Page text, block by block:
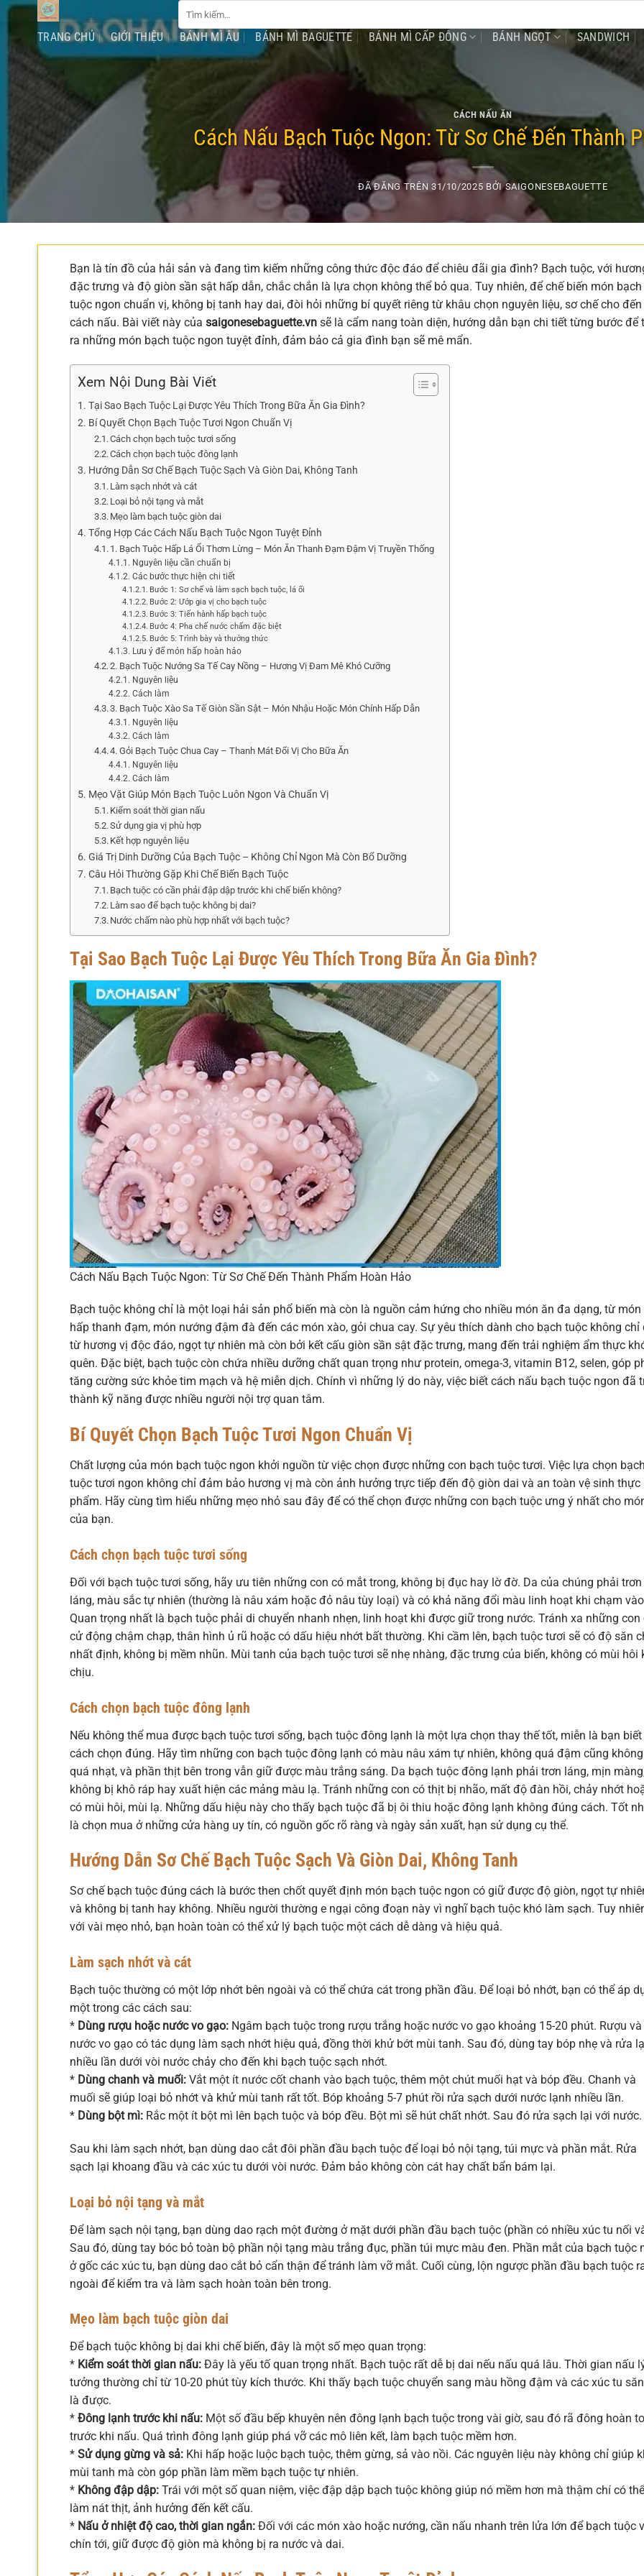
Chuyển
dung
kiếm:
TRANG CHỦ GIỚI THIỆU BÁNH MÌ ÂU BÁNH MÌ BAGUETTE BÁNH MÌ CẤP ĐÔNG BÁNH NGỌT SANDWICH
CÁCH NẤU ĂN
Cách Nấu Bạch Tuộc Ngon: Từ Sơ Chế Đến Thành
ĐÃ ĐĂNG TRÊN 31/10/2025 BỞISAIGONESEBAGUETTE
Bạn là tín đồ của hải sản và đang tìm kiếm những công thức độc đáo để chiêu đãi gia đình? Bạch tuộc, với
đặc trưng và độ giòn sần sật hấp dẫn, chắc chắn là lựa chọn không thể bỏ qua. Tuy nhiên, để chế biến món bạch
tuộc ngon chuẩn vị, không bị tanh hay dai, đòi hỏi những bí quyết riêng từ khâu chọn nguyên liệu, sơ chế cho đến
cách nấu. Bài viết này của saigonesebaguette.vn sẽ là cẩm nang toàn diện, hướng dẫn bạn chi tiết từng bước để
ra những món bạch tuộc ngon tuyệt đỉnh, đảm bảo cả gia đình bạn sẽ mê mẩn.
Xem Nội Dung Bài Viết
Tại Sao Bạch Tuộc Lại Được Yêu Thích Trong Bữa Ăn Gia Đình?
Bí Quyết Chọn Bạch Tuộc Tươi Ngon Chuẩn Vị
Cách chọn bạch tuộc tươi sống
Cách chọn bạch tuộc đông lạnh
Hướng Dẫn Sơ Chế Bạch Tuộc Sạch Và Giòn Dai, Không Tanh
Làm sạch nhớt và cát
Loại bỏ nội tạng và mắt
Mẹo làm bạch tuộc giòn dai
Tổng Hợp Các Cách Nấu Bạch Tuộc Ngon Tuyệt Đỉnh
1. Bạch Tuộc Hấp Lá Ổi Thơm Lừng – Món Ăn Thanh Đạm Đậm Vị Truyền Thống
Nguyên liệu cần chuẩn bị
Các bước thực hiện chi tiết
Bước 1: Sơ chế và làm sạch bạch tuộc, lá ổi
Bước 2: Ướp gia vị cho bạch tuộc
Bước 3: Tiến hành hấp bạch tuộc
Bước 4: Pha chế nước chấm đặc biệt
Bước 5: Trình bày và thưởng thức
Lưu ý để món hấp hoàn hảo
2. Bạch Tuộc Nướng Sa Tế Cay Nồng – Hương Vị Đam Mê Khó Cưỡng
Nguyên liệu
Cách làm
3. Bạch Tuộc Xào Sa Tế Giòn Sần Sật – Món Nhậu Hoặc Món Chính Hấp Dẫn
Nguyên liệu
Cách làm
4. Gỏi Bạch Tuộc Chua Cay – Thanh Mát Đổi Vị Cho Bữa Ăn
Nguyên liệu
Cách làm
Mẹo Vặt Giúp Món Bạch Tuộc Luôn Ngon Và Chuẩn Vị
Kiểm soát thời gian nấu
Sử dụng gia vị phù hợp
Kết hợp nguyên liệu
Giá Trị Dinh Dưỡng Của Bạch Tuộc – Không Chỉ Ngon Mà Còn Bổ Dưỡng
Câu Hỏi Thường Gặp Khi Chế Biến Bạch Tuộc
Bạch tuộc có cần phải đập dập trước khi chế biến không?
Làm sao để bạch tuộc không bị dai?
Nước chấm nào phù hợp nhất với bạch tuộc?
Tại Sao Bạch Tuộc Lại Được Yêu Thích Trong Bữa Ăn Gia Đình?
Cách Nấu Bạch Tuộc Ngon: Từ Sơ Chế Đến Thành Phẩm Hoàn Hảo
Bạch tuộc không chỉ là một loại hải sản phổ biến mà còn là nguồn cảm hứng cho nhiều món ăn đa dạng, từ món
hấp thanh đạm, món nướng đậm đà đến các món xào, gỏi chua cay. Sự yêu thích dành cho bạch tuộc không chỉ
từ hương vị độc đáo, ngọt tự nhiên mà còn bởi kết cấu giòn sần sật đặc trưng, mang đến trải nghiệm ẩm thực
quên. Đặc biệt, bạch tuộc còn chứa nhiều dưỡng chất quan trọng như protein, omega-3, vitamin B12, selen, góp
tăng cường sức khỏe tim mạch và hệ miễn dịch. Chính vì những lý do này, việc biết cách nấu bạch tuộc ngon đã
thành kỹ năng được nhiều người nội trợ quan tâm.
Bí Quyết Chọn Bạch Tuộc Tươi Ngon Chuẩn Vị
Chất lượng của món bạch tuộc ngon khởi nguồn từ việc chọn được những con bạch tuộc tươi. Việc lựa chọn bạch
tuộc tươi ngon không chỉ đảm bảo hương vị mà còn ảnh hưởng trực tiếp đến độ giòn dai và an toàn vệ sinh thực
phẩm. Hãy cùng tìm hiểu những mẹo nhỏ sau đây để có thể chọn được những con bạch tuộc ưng ý nhất cho
của bạn.
Cách chọn bạch tuộc tươi sống
Đối với bạch tuộc tươi sống, hãy ưu tiên những con có mắt trong, không bị đục hay lờ đờ. Da của chúng phải trơn
láng, màu sắc tự nhiên (thường là nâu xám hoặc đỏ nâu tùy loại) và có khả năng đổi màu linh hoạt khi chạm
Quan trọng nhất là bạch tuộc phải di chuyển nhanh nhẹn, linh hoạt khi được giữ trong nước. Tránh xa những con
cử động chậm chạp, thân hình ủ rũ hoặc có dấu hiệu nhớt bất thường. Khi cầm lên, bạch tuộc tươi sẽ có độ săn
nhất định, không bị mềm nhũn. Mùi tanh của bạch tuộc tươi sẽ nhẹ nhàng, đặc trưng của biển, không có mùi hôi
chịu.
Cách chọn bạch tuộc đông lạnh
Nếu không thể mua được bạch tuộc tươi sống, bạch tuộc đông lạnh là một lựa chọn thay thế tốt, miễn là bạn biết
cách chọn đúng. Hãy tìm những con bạch tuộc đông lạnh có màu nâu xám tự nhiên, không quá đậm cũng không
quá nhạt, và phần thịt bên trong vẫn giữ được màu trắng sáng. Da bạch tuộc đông lạnh phải trơn láng, mịn
không bị khô ráp hay xuất hiện các mảng màu lạ. Tránh những con có thịt bị nhão, mất độ đàn hồi, chảy nhớt
có mùi hôi, mùi lạ. Những dấu hiệu này cho thấy bạch tuộc đã bị ôi thiu hoặc đông lạnh không đúng cách. Tốt
là chọn mua ở những cửa hàng uy tín, có nguồn gốc rõ ràng và ngày sản xuất, hạn sử dụng cụ thể.
Hướng Dẫn Sơ Chế Bạch Tuộc Sạch Và Giòn Dai, Không Tanh
Sơ chế bạch tuộc đúng cách là bước then chốt quyết định món bạch tuộc ngon có giữ được độ giòn, ngọt tự
và không bị tanh hay không. Nhiều người thường e ngại công đoạn này vì nghĩ bạch tuộc khó làm sạch. Tuy
với vài mẹo nhỏ, bạn hoàn toàn có thể xử lý bạch tuộc một cách dễ dàng và hiệu quả.
Làm sạch nhớt và cát
Bạch tuộc thường có một lớp nhớt bên ngoài và có thể chứa cát trong phần đầu. Để loại bỏ nhớt, bạn có thể áp
một trong các cách sau:
* Dùng rượu hoặc nước vo gạo: Ngâm bạch tuộc trong rượu trắng hoặc nước vo gạo khoảng 15-20 phút. Rượu và
nước vo gạo có tác dụng làm sạch nhớt hiệu quả, đồng thời khử bớt mùi tanh. Sau đó, dùng tay bóp nhẹ và rửa
nhiều lần dưới vòi nước chảy cho đến khi bạch tuộc sạch nhớt.
* Dùng chanh và muối: Vắt một ít nước cốt chanh vào bạch tuộc, thêm một chút muối hạt và bóp đều. Chanh và
muối sẽ giúp loại bỏ nhớt và khử mùi tanh rất tốt. Bóp khoảng 5-7 phút rồi rửa sạch dưới nước lạnh nhiều lần.
* Dùng bột mì: Rắc một ít bột mì lên bạch tuộc và bóp đều. Bột mì sẽ hút chất nhớt. Sau đó rửa sạch lại với nước.
Sau khi làm sạch nhớt, bạn dùng dao cắt đôi phần đầu bạch tuộc để loại bỏ nội tạng, túi mực và phần mắt. Rửa
sạch lại khoang đầu và các xúc tu dưới vòi nước. Đảm bảo không còn cát hay chất bẩn bám lại.
Loại bỏ nội tạng và mắt
Để làm sạch nội tạng, bạn dùng dao rạch một đường ở mặt dưới phần đầu bạch tuộc (phần có nhiều xúc tu nối
Sau đó, dùng tay bóc bỏ toàn bộ phần nội tạng màu trắng đục, phần túi mực màu đen. Phần mắt của bạch tuộc
ở gốc các xúc tu, bạn dùng dao cắt bỏ cẩn thận để tránh làm vỡ mắt. Cuối cùng, lộn ngược phần đầu bạch tuộc
ngoài để kiểm tra và làm sạch hoàn toàn bên trong.
Mẹo làm bạch tuộc giòn dai
Để bạch tuộc không bị dai khi chế biến, đây là một số mẹo quan trọng:
* Kiểm soát thời gian nấu: Đây là yếu tố quan trọng nhất. Bạch tuộc rất dễ bị dai nếu nấu quá lâu. Thời gian nấu
tưởng thường chỉ từ 10-20 phút tùy kích thước. Khi thấy bạch tuộc chuyển sang màu hồng đậm và các xúc tu
là được.
* Đông lạnh trước khi nấu: Một số đầu bếp khuyên nên đông lạnh bạch tuộc trong vài giờ, sau đó rã đông hoàn
trước khi nấu. Quá trình đông lạnh giúp phá vỡ các mô liên kết, làm bạch tuộc mềm hơn.
* Sử dụng gừng và sả: Khi hấp hoặc luộc bạch tuộc, thêm gừng, sả vào nồi. Các nguyên liệu này không chỉ giúp
mùi tanh mà còn góp phần làm mềm bạch tuộc tự nhiên.
* Không đập dập: Trái với một số quan niệm, việc đập dập bạch tuộc không giúp nó mềm hơn mà thậm chí có thể
làm nát thịt, ảnh hưởng đến kết cấu.
* Nấu ở nhiệt độ cao, thời gian ngắn: Đối với các món xào hoặc nướng, cần nấu nhanh trên lửa lớn để bạch tuộc
chín tới, giữ được độ giòn mà không bị ra nước và dai.